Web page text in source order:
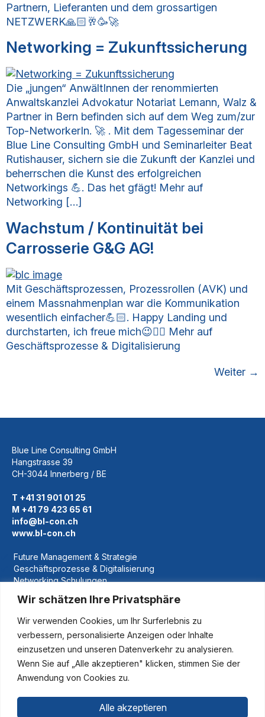
Wir schätzen Ihre Privatsphäre
Wir verwenden Cookies, um Ihr Surferlebnis zu
verbessern, personalisierte Anzeigen oder Inhalte
einzusetzen und unseren Datenverkehr zu analysieren.
Wenn Sie auf „Alle akzeptieren" klicken, stimmen Sie der
Anwendung von Cookies zu.
Alle akzeptieren
Partnern, Lieferanten und dem grossartigen
NETZWERK🙏🏻🥂🥳🚀
Networking = Zukunftssicherung
Die „jungen“ AnwältInnen der renommierten
Anwaltskanzlei Advokatur Notariat Lemann, Walz &
Partner in Bern befinden sich auf dem Weg zum/zur
Top-NetworkerIn. 🚀 . Mit dem Tagesseminar der
Blue Line Consulting GmbH und Seminarleiter Beat
Rutishauser, sichern sie die Zukunft der Kanzlei und
beherrschen die Kunst des erfolgreichen
Networkings 💪. Das het gfägt! Mehr auf
Networking […]
Wachstum / Kontinuität bei
Carrosserie G&G AG!
Mit Geschäftsprozessen, Prozessrollen (AVK) und
einem Massnahmenplan war die Kommunikation
wesentlich einfacher💪🏻. Happy Landing und
durchstarten, ich freue mich😉👍🏻 Mehr auf
Geschäftsprozesse & Digitalisierung
Weiter →
Blue Line Consulting GmbH
Hangstrasse 39
CH-3044 Innerberg / BE
T +41 31 901 01 25
M +41 79 423 65 61
info@bl-con.ch
www.bl-con.ch
Future Management & Strategie
Geschäftsprozesse & Digitalisierung
Networking Schulungen
Referenzen
News
FAQ
Kontakt
Datenschutz